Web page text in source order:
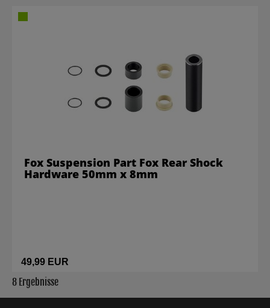
49,99 EUR
Fox Suspension Part Fox Rear Shock
Hardware 50mm x 8mm
8 Ergebnisse